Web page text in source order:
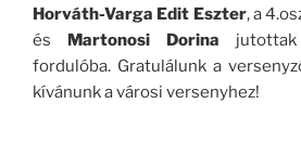
Horváth-Varga Edit Eszter, a
és Martonosi Dorina
fordulóba. Gratulálunk a
kívánunk a városi versenyhez!